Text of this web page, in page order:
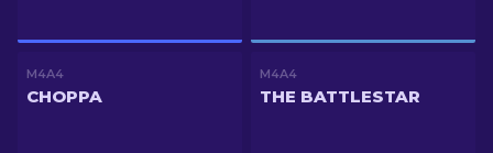
M4A4
CHOPPA
M4A4
THE BATTLESTAR